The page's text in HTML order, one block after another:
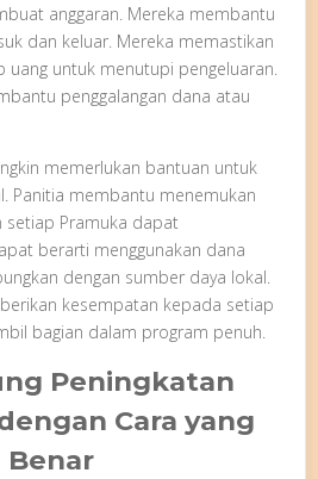
anggaran. Mereka membantu
dan keluar. Mereka memastikan
uang untuk menutupi pengeluaran.
penggalangan dana atau
memerlukan bantuan untuk
Panitia membantu menemukan
setiap Pramuka dapat
berarti menggunakan dana
dengan sumber daya lokal.
kesempatan kepada setiap
bagian dalam program penuh.
Peningkatan
Cara yang
Benar